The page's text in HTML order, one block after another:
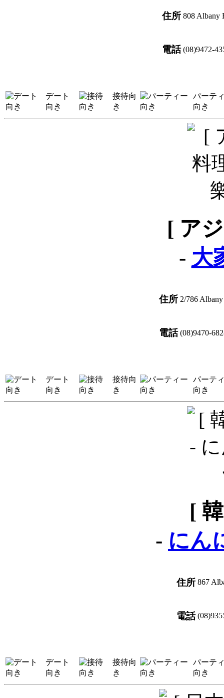
住所 808 Albany
電話 (08)9472-
デート
向き
接待向
き
パーテ
向き
[ ア
- 大
住所 2/786
電話 (08)9470-
デート
向き
接待向
き
パーテ
向き
[
- にん
住所 867
電話
デート
向き
接待向
き
パーテ
向き